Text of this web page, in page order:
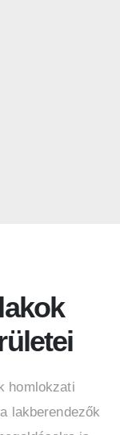
homlokzati
lakberendezők